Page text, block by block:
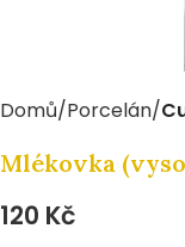
Domů Porcelán
Mlékovka
120 Kč